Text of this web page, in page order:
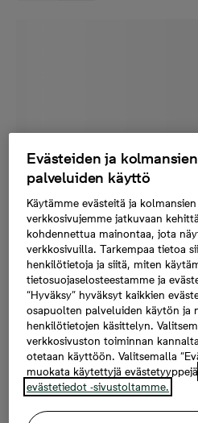
Evästeiden ja
palveluiden käyttö
Käytämme evästeitä ja
verkkosivujemme jatkuvaan
kohdennettua mainontaa, jota
verkkosivuilla. Tarkempaa tietoa
henkilötietoja ja siitä, miten
tietosuojaselosteestamme ja
“Hyväksy” hyväksyt kaikkien
osapuolten palveluiden käytön ja
henkilötietojen käsittelyn.
verkkosivuston toiminnan
otetaan käyttöön. Valitsemalla
muokata käytettyjä
evästetiedot -sivustoltamme.